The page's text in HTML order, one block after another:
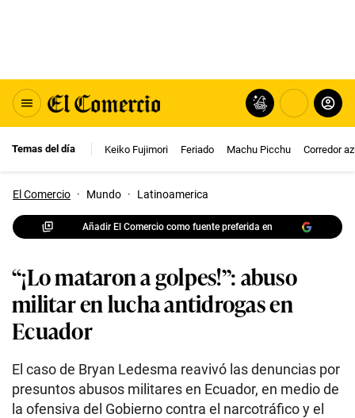
Temas del día Keiko Fujimori Feriado Machu Picchu Corredor
El Comercio · Mundo · Latinoamerica
Añadir El Comercio como fuente preferida en
“¡Lo mataron a golpes!”: abuso
militar en lucha antidrogas en
Ecuador
El caso de Bryan Ledesma reavivó las denuncias por
presuntos abusos militares en Ecuador, en medio de
la ofensiva del Gobierno contra el narcotráfico y el